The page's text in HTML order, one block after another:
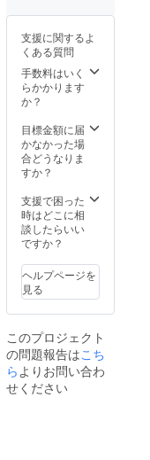
ホリン
ラスト
スライ
ドカー
ドミ
ラー4種
トで
す。
支援に関するよ
くある質問
手数料はいく
らかかります
か？
目標金額に届
かなかった場
合どうなりま
すか？
支援で困った
時はどこに相
談したらいい
ですか？
ヘルプページを
見る
このプロジェクト
の問題報告はこち
ら よりお問い合わ
せください